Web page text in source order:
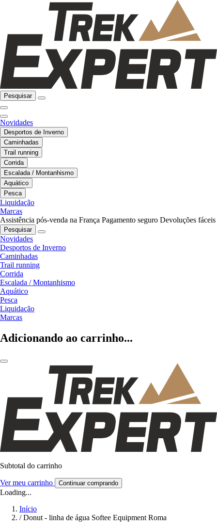
Pesquisar
Novidades
Desportos de Inverno
Caminhadas
Trail running
Corrida
Escalada / Montanhismo
Aquático
Pesca
Liquidação
Marcas
Assistência pós-venda na França Pagamento seguro Devoluções fáceis
Pesquisar
Novidades
Desportos de Inverno
Caminhadas
Trail running
Corrida
Escalada / Montanhismo
Aquático
Pesca
Liquidação
Marcas
Adicionando ao carrinho...
Subtotal do carrinho
Ver meu carrinho Continuar comprando
Loading...
Início
/ Donut - linha de água Softee Equipment Roma